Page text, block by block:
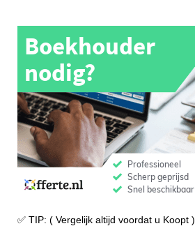
✅ TIP: ( Vergelijk altijd voordat u Koopt )